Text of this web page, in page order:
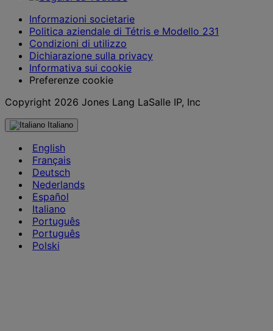
Informazioni societarie
Politica aziendale di Tétris e Modello 231
Condizioni di utilizzo
Dichiarazione sulla privacy
Informativa sui cookie
Preferenze cookie
Copyright 2026 Jones Lang LaSalle IP, Inc
Italiano
English
Français
Deutsch
Nederlands
Español
Italiano
Português
Português
Polski